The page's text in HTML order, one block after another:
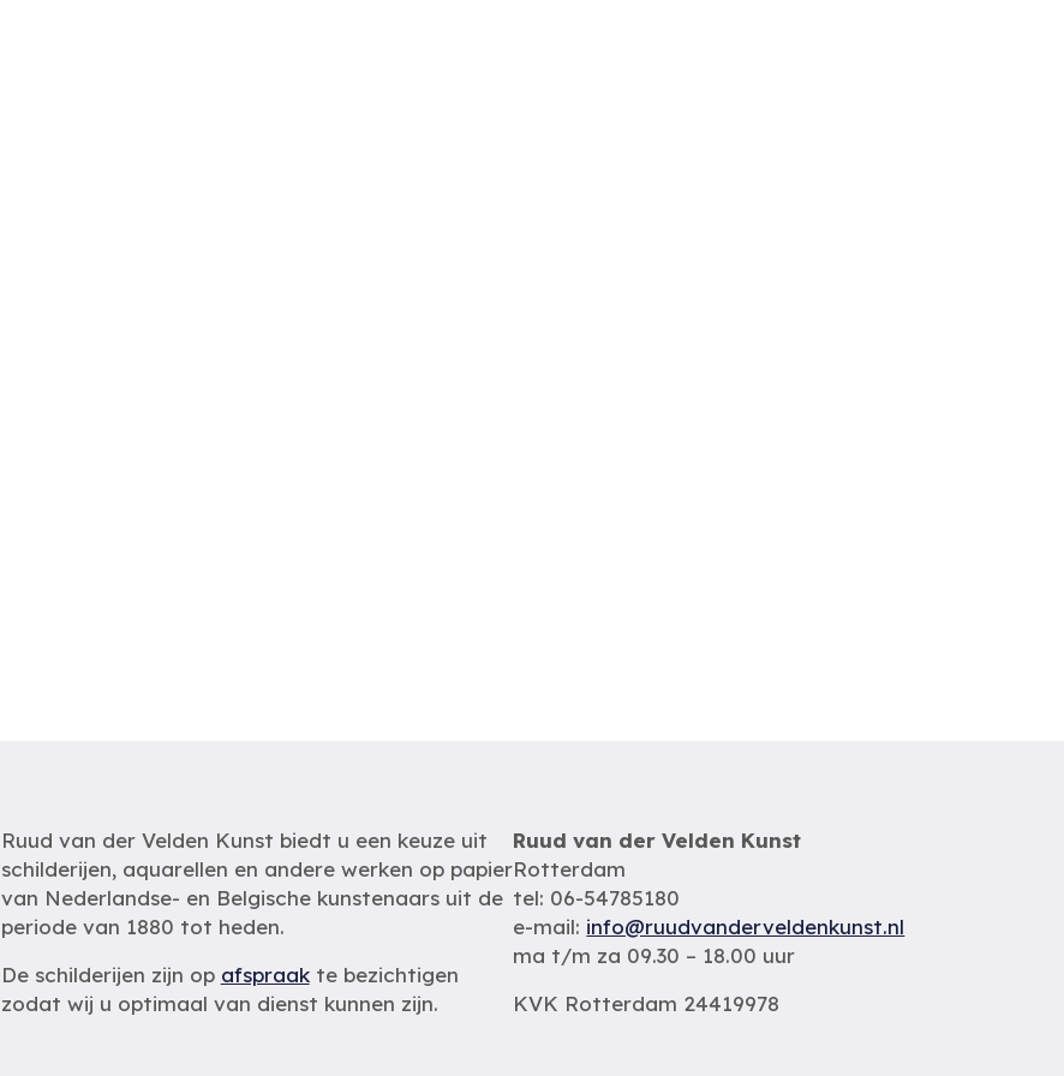
Ruud van der Velden Kunst biedt u een keuze uit
schilderijen, aquarellen en andere werken op papier
van Nederlandse- en Belgische kunstenaars uit de
periode van 1880 tot heden.
De schilderijen zijn op afspraakte bezichtigen
zodat wij u optimaal van dienst kunnen zijn.
Ruud van der Velden Kunst
Rotterdam
tel: 06-54785180
e-mail: info@ruudvanderveldenkunst.nl
ma t/m za 09.30 – 18.00 uur
KVK Rotterdam 24419978